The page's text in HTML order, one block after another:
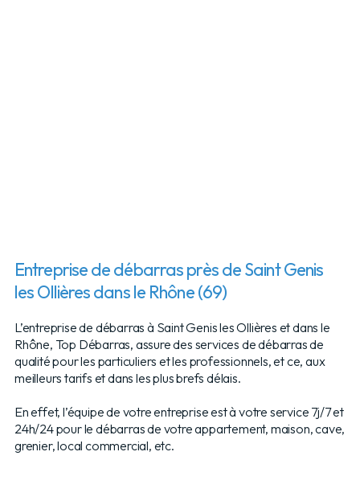
Entreprise de débarras près de Saint Genis
les Ollières dans le Rhône (69)
L’entreprise de débarras à Saint Genis les Ollières et dans le
Rhône, Top Débarras, assure des services de débarras de
qualité pour les particuliers et les professionnels, et ce, aux
meilleurs tarifs et dans les plus brefs délais.
En effet, l’équipe de votre entreprise est à votre service 7j/7 et
24h/24 pour le débarras de votre appartement, maison, cave,
grenier, local commercial, etc.